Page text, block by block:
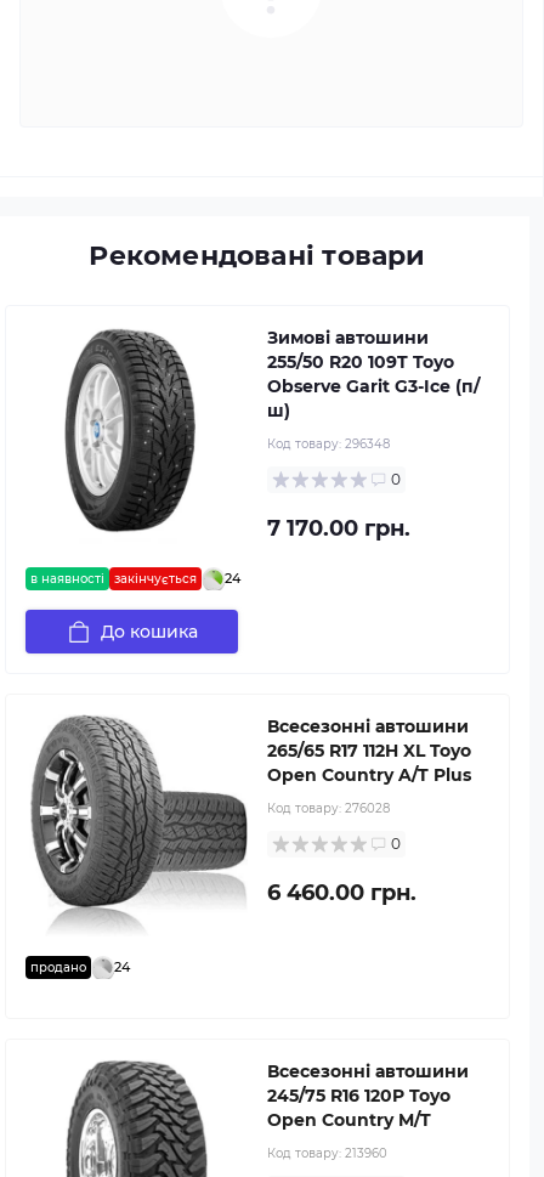
Рекомендовані товари
в наявності закінчується 24
Зимові автошини
255/50 R20 109T Toyo
Observe Garit G3-Ice (п/
ш)
Код товару: 296348
0
7 170.00 грн.
До кошика
продано 24
Всесезонні автошини
265/65 R17 112H XL Toyo
Open Country A/T Plus
Код товару: 276028
0
6 460.00 грн.
Всесезонні автошини
245/75 R16 120P Toyo
Open Country M/T
Код товару: 213960